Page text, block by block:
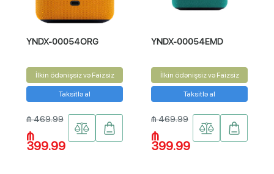
YNDX-00054ORG
İlkin ödənişsiz və Faizsiz
Taksitlə al
₼ 469.99
₼
399.99
YNDX-00054EMD
İlkin ödənişsiz və Faizsiz
Taksitlə al
₼ 469.99
₼
399.99